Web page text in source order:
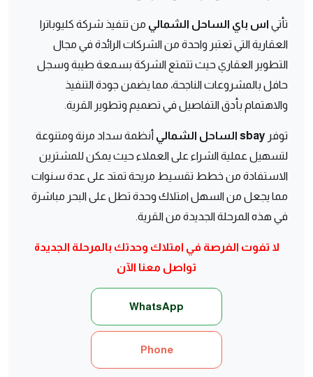
تأتي اس باي الساحل الشمالي من تنفيذ شركة كليوباترا
العقارية التي تعتبر واحدة من الشركات الرائدة في مجال
التطوير العقاري حيث تتمتع الشركة بسمعة طيبة وسجل
حافل بالمشروعات الناجحة، مما يضمن جودة التنفيذ
والاهتمام بأدق التفاصيل في تصميم وتطوير القرية.
توفر sbay الساحل الشمالي
أنظمة سداد مرنة ومتنوعة
لتسهيل عملية الشراء على العملاء حيث يمكن للمشترين
الاستفادة من خطط تقسيط مريحة تمتد على عدة سنوات
مما يجعل من السهل امتلاك وحدة تطل على البحر مباشرة
في هذه المرحلة الجديدة من القرية.
لا تفوت الفرصة في امتلاك وحدتك بالمرحلة الجديدة
تواصل معنا الآن
WhatsApp
Phone